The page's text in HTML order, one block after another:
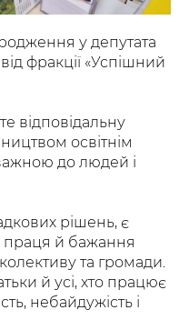
у депутата
фракції «Успішний
відповідальну
освітнім
до людей і
рішень, є
праця й бажання
та громади.
й усі, хто працює
небайдужість і